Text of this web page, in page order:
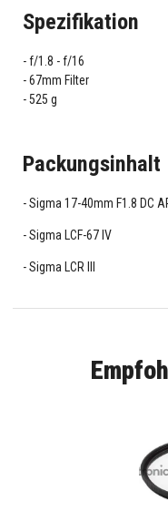
Spezifikation
f/1.8 - f/16
67mm Filter
525 g
Packungsinhalt
Sigma 17-40mm F1.8 DC
Sigma LCF-67 IV
Sigma LCR III